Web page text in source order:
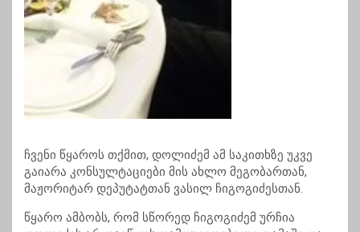
ჩვენი წყაროს თქმით, დოლიძემ ამ საკითხზე უკვე
გაიარა კონსულტაციები მის ახლო მეგობართან,
მაჟორიტარ დეპუტატთან ვასილ ჩიგოგიძესთან.
წყარო ამბობს, რომ სწორედ ჩიგოგიძემ ურჩია